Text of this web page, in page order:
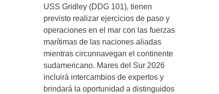
USS Gridley (DDG 101), tienen
previsto realizar ejercicios de paso y
operaciones en el mar con las fuerzas
marítimas de las naciones aliadas
mientras circunnavegan el continente
sudamericano. Mares del Sur 2026
incluirá intercambios de expertos y
brindará la oportunidad a distinguidos